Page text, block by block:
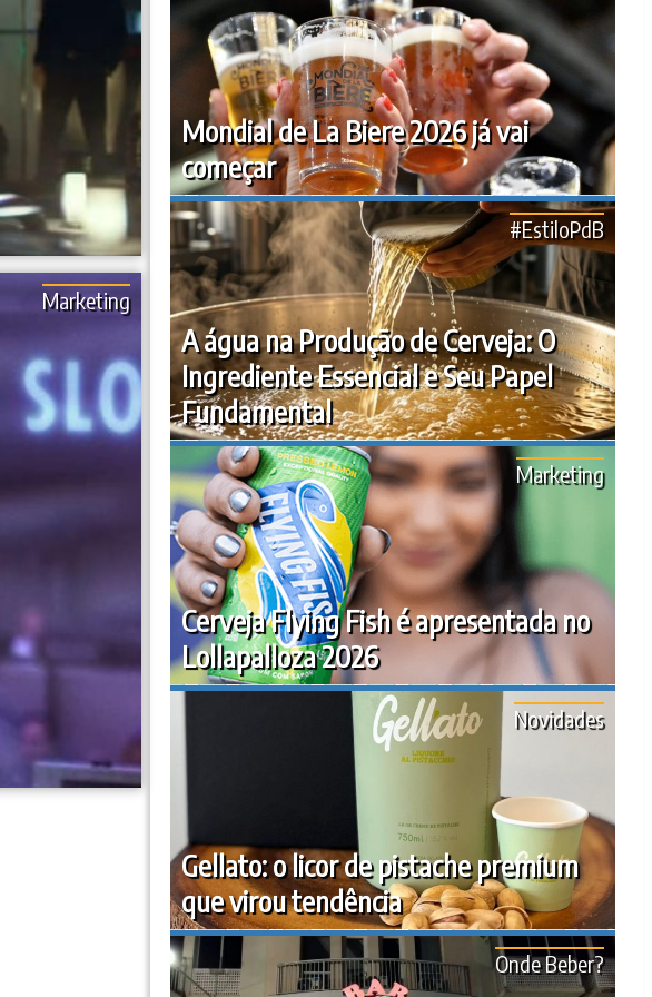
Marketing
Mondial de La Biere 2026 já vai
começar
A água na Produção de Cerveja: O
Ingrediente Essencial e Seu Papel
Fundamental
#EstiloPdB
Cerveja Flying Fish é apresentada no
Lollapalloza 2026
Marketing
Gellato: o licor de pistache premium
que virou tendência
Novidades
Onde Beber?